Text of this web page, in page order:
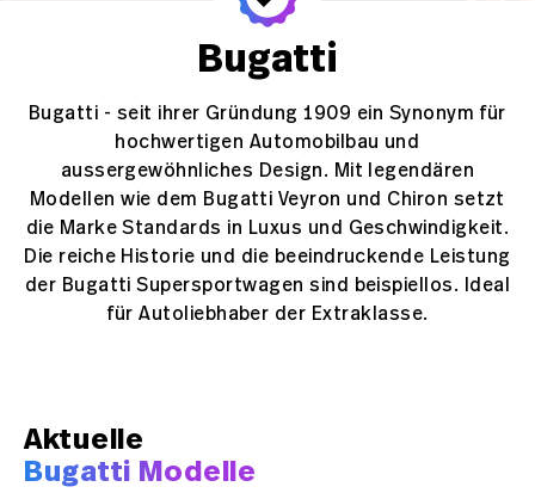
Bugatti
Bugatti - seit ihrer Gründung 1909 ein Synonym für
hochwertigen Automobilbau und
aussergewöhnliches Design. Mit legendären
Modellen wie dem Bugatti Veyron und Chiron setzt
die Marke Standards in Luxus und Geschwindigkeit.
Die reiche Historie und die beeindruckende Leistung
der Bugatti Supersportwagen sind beispiellos. Ideal
für Autoliebhaber der Extraklasse.
Aktuelle
Bugatti Modelle